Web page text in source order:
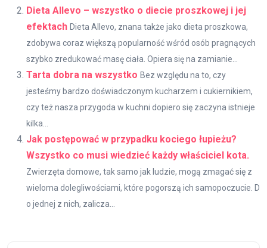
Dieta Allevo – wszystko o diecie proszkowej i jej
efektach Dieta Allevo, znana także jako dieta proszkowa,
zdobywa coraz większą popularność wśród osób pragnących
szybko zredukować masę ciała. Opiera się na zamianie...
Tarta dobra na wszystko Bez względu na to, czy
jesteśmy bardzo doświadczonym kucharzem i cukiernikiem,
czy też nasza przygoda w kuchni dopiero się zaczyna istnieje
kilka...
Jak postępować w przypadku kociego łupieżu?
Wszystko co musi wiedzieć każdy właściciel kota.
Zwierzęta domowe, tak samo jak ludzie, mogą zmagać się z
wieloma dolegliwościami, które pogorszą ich samopoczucie. D
o jednej z nich, zalicza...